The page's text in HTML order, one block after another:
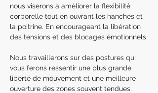
nous viserons à améliorer la flexibilité
corporelle tout en ouvrant les hanches et
la poitrine. En encourageant la libération
des tensions et des blocages émotionnels.
Nous travaillerons sur des postures qui
vous ferons ressentir une plus grande
liberté de mouvement et une meilleure
ouverture des zones souvent tendues,